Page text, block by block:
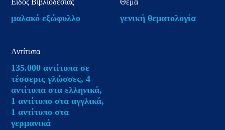
μαλακό εξώφυλλο γενική θεματολογία
Αντίτυπα
135.000 αντίτυπα σε
τέσσερις γλώσσες, 4
αντίτυπα στα ελληνικά,
1 αντίτυπο στα αγγλικά,
1 αντίτυπο στα
γερμανικά